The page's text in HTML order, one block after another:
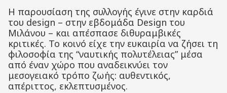
Η παρουσίαση της συλλογής έγινε στην καρδιά
του design – στην εβδομάδα Design του
Μιλάνου – και απέσπασε διθυραμβικές
κριτικές. Το κοινό είχε την ευκαιρία να ζήσει τη
φιλοσοφία της “ναυτικής πολυτέλειας” μέσα
από έναν χώρο που αναδεικνύει τον
μεσογειακό τρόπο ζωής: αυθεντικός,
απέριττος, εκλεπτυσμένος.